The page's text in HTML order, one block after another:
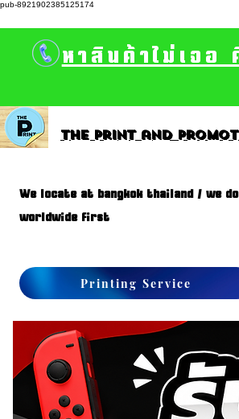
pub-8921902385125174
หาสินค้าไม่เจอ
The print and
We locate at bangkok thailand / we
worldwide first
Printing Service